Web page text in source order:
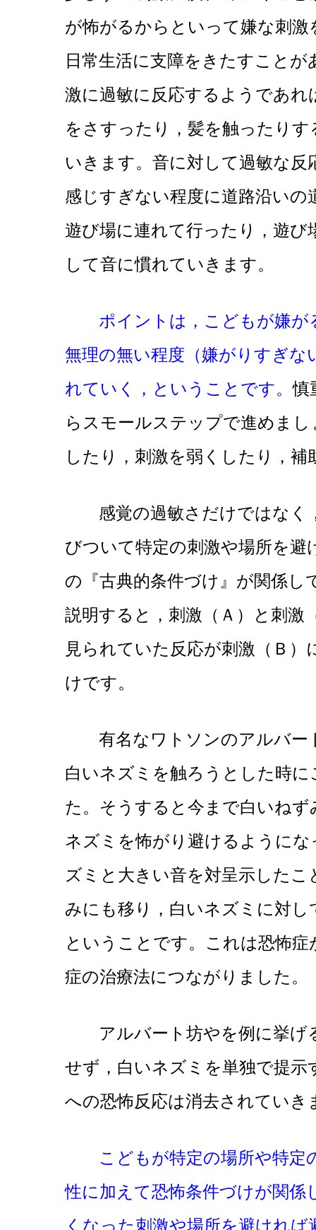
が怖がるからといって嫌な刺
日常生活に支障をきたすこと
激に過敏に反応するようであ
をさすったり，髪を触ったり
いきます。音に対して過敏な
感じすぎない程度に道路沿い
遊び場に連れて行ったり，遊
して音に慣れていきます。
ポイントは，こどもが嫌が
無理の無い程度（嫌がりすぎな
れていく，ということです。慎
らスモールステップで進めま
したり，刺激を弱くしたり，
感覚の過敏さだけではなく
びついて特定の刺激や場所を
の『古典的条件づけ』が関係し
説明すると，刺激（Ａ）と刺激
見られていた反応が刺激（Ｂ
けです。
有名なワトソンのアルバー
白いネズミを触ろうとした時
た。そうすると今まで白いね
ネズミを怖がり避けるように
ズミと大きい音を対呈示した
みにも移り，白いネズミに対
ということです。これは恐怖
症の治療法につながりました。
アルバート坊やを例に挙げ
せず，白いネズミを単独で提
への恐怖反応は消去されていき
こどもが特定の場所や特定
性に加えて恐怖条件づけが関
くなった刺激や場所を避けれ